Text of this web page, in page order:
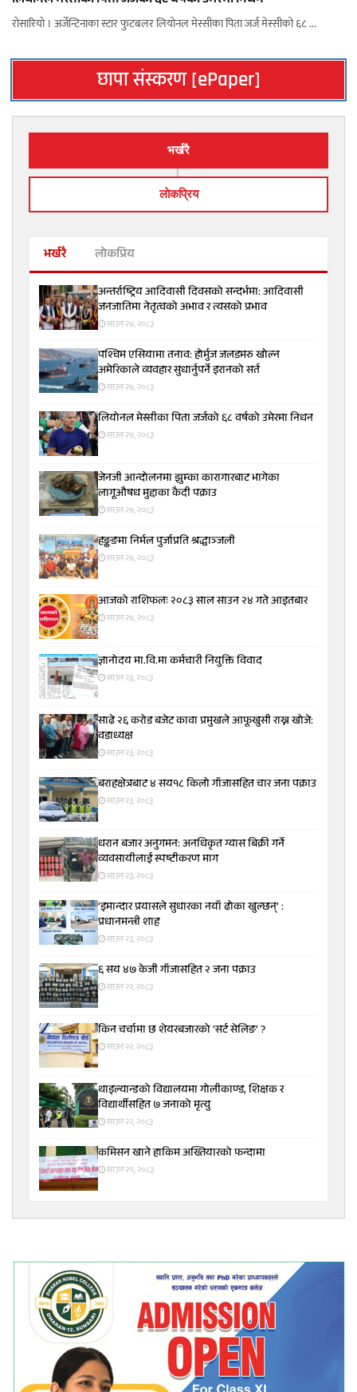
रोसारियो । अर्जेन्टिनाका स्टार फुटबलर लियोनल मेस्सीका पिता जर्ज मेस्सीको ६८ ...
छापा संस्करण [ePaper]
भर्खरै
लाेकप्रिय
भर्खरै लोकप्रिय
अन्तर्राष्ट्रिय आदिवासी दिवसको सन्दर्भमा: आदिवासी
जनजातिमा नेतृत्वको अभाव र त्यसको प्रभाव
साउन २४, २०८३
पश्चिम एसियामा तनाव: होर्मुज जलडमरु खोल्न
अमेरिकाले व्यवहार सुधार्नुपर्ने इरानको सर्त
साउन २४, २०८३
लियोनल मेस्सीका पिता जर्जको ६८ वर्षको उमेरमा निधन
साउन २४, २०८३
जेनजी आन्दोलनमा झुम्का कारागारबाट भागेका
लागूऔषध मुद्दाका कैदी पक्राउ
साउन २४, २०८३
हङ्कङमा निर्मल पुर्जाप्रति श्रद्धाञ्जली
साउन २४, २०८३
आजको राशिफलः २०८३ साल साउन २४ गते आइतबार
साउन २४, २०८३
ज्ञानोदय मा.वि.मा कर्मचारी नियुक्ति विवाद
साउन २३, २०८३
साढे २६ करोड बजेट कावा प्रमुखले आफूखुसी राख्न खोजे:
वडाध्यक्ष
साउन २३, २०८३
बराहक्षेत्रबाट ४ सय१८ किलो गाँजासहित चार जना पक्राउ
साउन २३, २०८३
धरान बजार अनुगमन: अनधिकृत ग्यास बिक्री गर्ने
व्यवसायीलाई स्पष्टीकरण माग
साउन २३, २०८३
‘इमान्दार प्रयासले सुधारका नयाँ ढोका खुल्छन्’ :
प्रधानमन्त्री शाह
साउन २३, २०८३
६ सय ४७ केजी गाँजासहित २ जना पक्राउ
साउन २२, २०८३
किन चर्चामा छ शेयरबजारको ‘सर्ट सेलिङ’ ?
साउन २२, २०८३
थाइल्यान्डको विद्यालयमा गोलीकाण्ड, शिक्षक र
विद्यार्थीसहित ७ जनाको मृत्यु
साउन २२, २०८३
कमिसन खाने हाकिम अख्तियारको फन्दामा
साउन २१, २०८३